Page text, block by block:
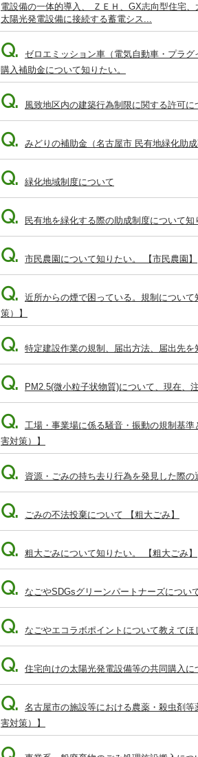
電設備の一体的導入、 ＺＥＨ、GX志向型住宅
太陽光発電設備に接続する蓄電シス...
Q.
ゼロエミッション車（電気自動車・プラ
購入補助金について知りたい。
Q. 風致地区内の建築行為制限に関する許可に
Q. みどりの補助金（名古屋市 民有地緑化助
Q. 緑化地域制度について
Q. 民有地を緑化する際の助成制度について知
Q. 市民農園について知りたい。 【市民農園】
Q.
近所からの煙で困っている。規制につい
策）】
Q. 特定建設作業の規制、届出方法、届出先を
Q. PM2.5(微小粒子状物質)について、現在、
Q.
工場・事業場に係る騒音・振動の規制基
害対策）】
Q. 資源・ごみの持ち去り行為を発見した際の
Q. ごみの不法投棄について 【粗大ごみ】
Q. 粗大ごみについて知りたい。 【粗大ごみ】
Q. なごやSDGsグリーンパートナーズについ
Q. なごやエコラボポイントについて教えてほ
Q. 住宅向けの太陽光発電設備等の共同購入に
Q.
名古屋市の施設等における農薬・殺虫剤
害対策）】